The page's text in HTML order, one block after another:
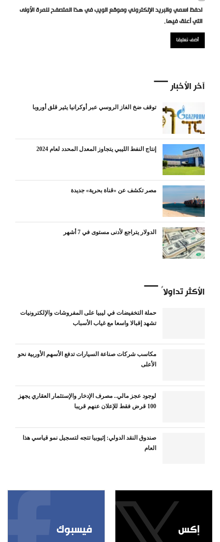
احفظ اسمي والبريد الإلكتروني وموقع الويب في هذا المتصفح للمرة الأولى
التي أعلق فيها.
آخر الأخبار
توقف ضخ الغاز الروسي عبر أوكرانيا يثير قلق أوروبا
إنتاج النفط الليبي يتجاوز المعدل المحدد لعام 2024
مصر تكشف عن «قناة بحرية» جديدة
الدولار يتراجع لأدنى مستوى في 7 أشهر
الأكثر تداولاً
حملة التخفيضات في ليبيا على المفروشات والإلكترونيات
تشهد إقبالا واسعا مع غياب الأسباب
مكاسب شركات صناعة السيارات تدفع الأسهم الأوربية نحو
الأعلى
لوجود عجز مالي.. مصرف الإدخار والإستثمار العقاري يجهز
100 قرض فقط للإعلان عنهم قريبا
صندوق النقد الدولي: إثيوبيا تتجه لتسجيل نمو قياسي هذا
العام
فيسبوك إكس